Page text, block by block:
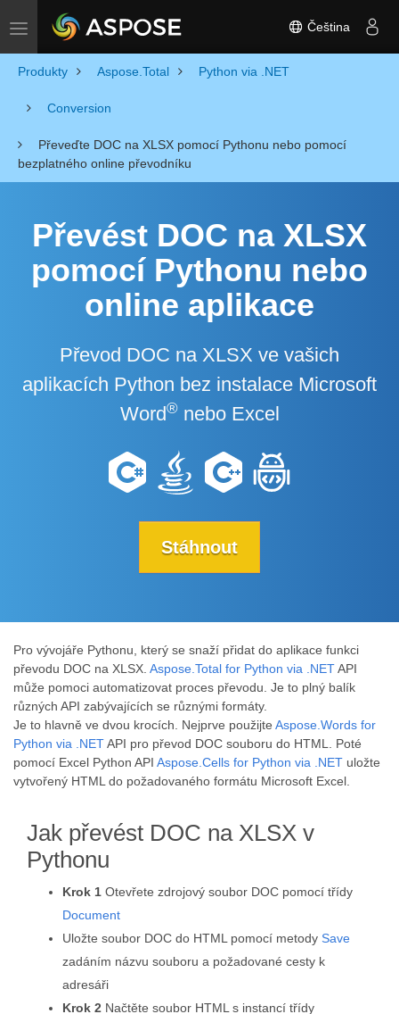
Toggle navigation Čeština
Produkty Aspose.Total Python via .NET
Conversion
Převeďte DOC na XLSX pomocí Pythonu nebo pomocí
bezplatného online převodníku
Převést DOC na XLSX
pomocí Pythonu nebo
online aplikace
Převod DOC na XLSX ve vašich
aplikacích Python bez instalace Microsoft
Word®nebo Excel
Stáhnout
Pro vývojáře Pythonu, který se snaží přidat do aplikace funkci
převodu DOC na XLSX. Aspose.Total for Python via .NETAPI
může pomoci automatizovat proces převodu. Je to plný balík
různých API zabývajících se různými formáty.
Je to hlavně ve dvou krocích. Nejprve použijte Aspose.Words for
Python via .NETAPI pro převod DOC souboru do HTML. Poté
pomocí Excel Python API Aspose.Cells for Python via .NET uložte
vytvořený HTML do požadovaného formátu Microsoft Excel.
Jak převést DOC na XLSX v
Pythonu
Krok 1 Otevřete zdrojový soubor DOC pomocí třídy
Document
Uložte soubor DOC do HTML pomocí metody Save
zadáním názvu souboru a požadované cesty k
adresáři
Krok 2 Načtěte soubor HTML s instancí třídy